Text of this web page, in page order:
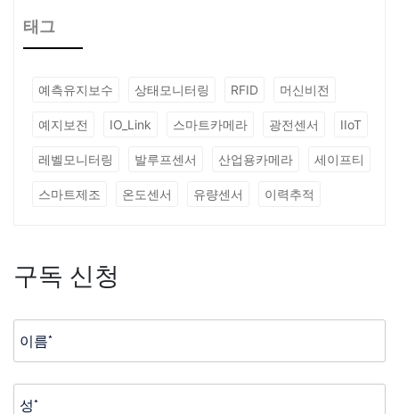
태그
예측유지보수 상태모니터링 RFID 머신비전
예지보전 IO_Link 스마트카메라 광전센서 IIoT
레벨모니터링 발루프센서 산업용카메라 세이프티
스마트제조 온도센서 유량센서 이력추적
구독 신청